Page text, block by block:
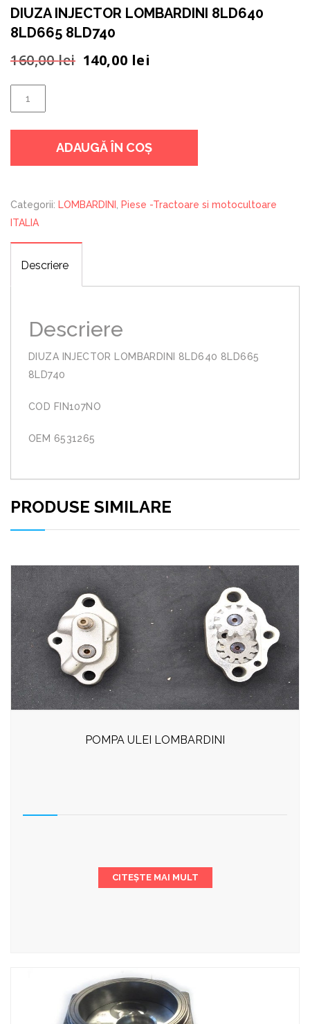
DIUZA INJECTOR LOMBARDINI 8LD640
8LD665 8LD740
160,00lei Prețul
160,00 lei.
140,00 lei
Cantitate
DIUZA
INJECTOR
LOMBARDINI
8LD640
8LD740
ADAUGĂ ÎN COȘ
Categorii: LOMBARDINI , Piese -Tractoare si motocultoare
ITALIA
Descriere
Descriere
DIUZA INJECTOR LOMBARDINI 8LD640 8LD665
8LD740
COD FIN107NO
OEM 6531265
PRODUSE SIMILARE
POMPA ULEI LOMBARDINI
CITEȘTE MAI MULT